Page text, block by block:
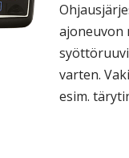
ajoneuvon
varten.
esim.